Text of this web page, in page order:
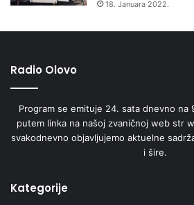
18. Januara 2022.
Radio Olovo
Program se emituje 24. sata dnevno na
putem linka na našoj zvaničnoj web str
svakodnevno objavljujemo aktuelne
i šire.
Kategorije